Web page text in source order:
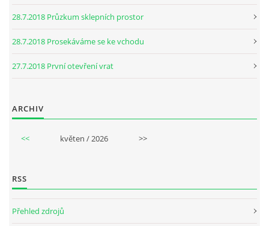
28.7.2018 Průzkum sklepních prostor
28.7.2018 Prosekáváme se ke vchodu
27.7.2018 První otevření vrat
ARCHIV
<< květen / 2026 >>
RSS
Přehled zdrojů